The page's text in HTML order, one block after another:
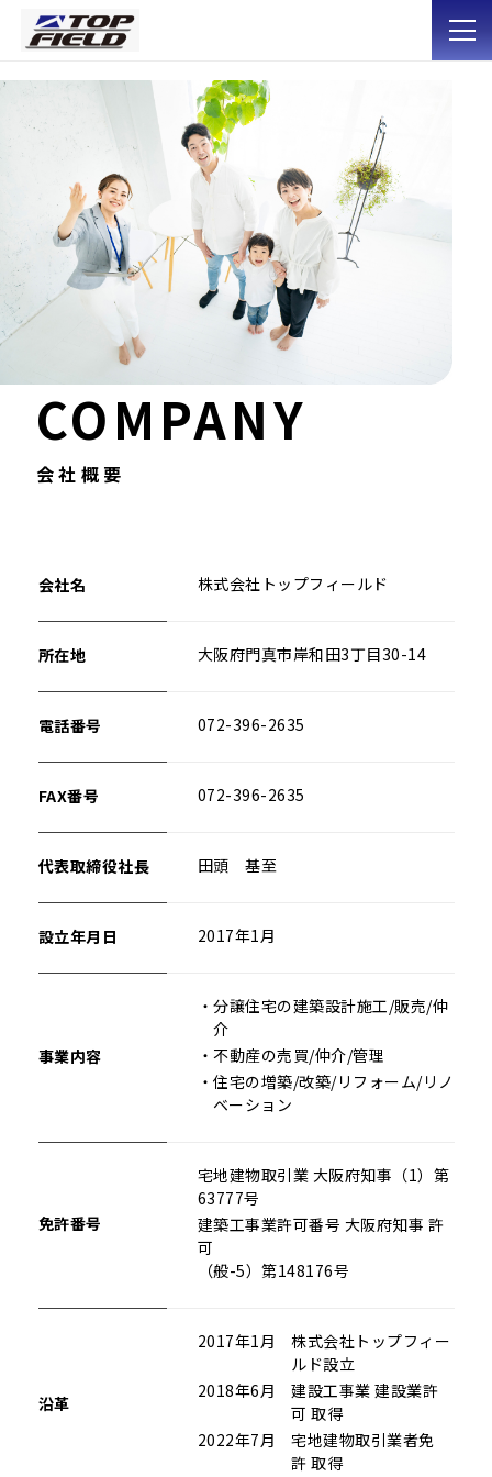
COMPANY
会社概要
会社名 株式会社トップフィールド
所在地 大阪府門真市岸和田3丁目30-14
電話番号 072-396-2635
FAX番号 072-396-2635
代表取締役社長 田頭 基至
設立年月日 2017年1月
事業内容
・分譲住宅の建築設計施工/販売/仲
介
・不動産の売買/仲介/管理
・住宅の増築/改築/リフォーム/リノ
ベーション
免許番号
宅地建物取引業 大阪府知事（1）第
63777号
建築工事業許可番号 大阪府知事 許
可
（般-5）第148176号
沿革
2017年1月
株式会社トップフィー
ルド設立
2018年6月
建設工事業 建設業許
可 取得
2022年7月
宅地建物取引業者免
許 取得